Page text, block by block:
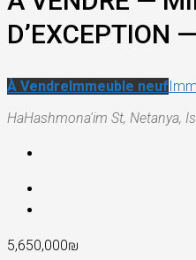
D’EXCEPTION
À VendreImmeuble neuf
HaHashmona'im St, Netanya,
5,650,000₪